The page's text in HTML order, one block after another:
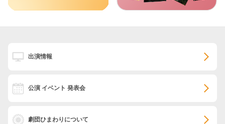
出演情報
公演 イベント 発表会
劇団ひまわりについて